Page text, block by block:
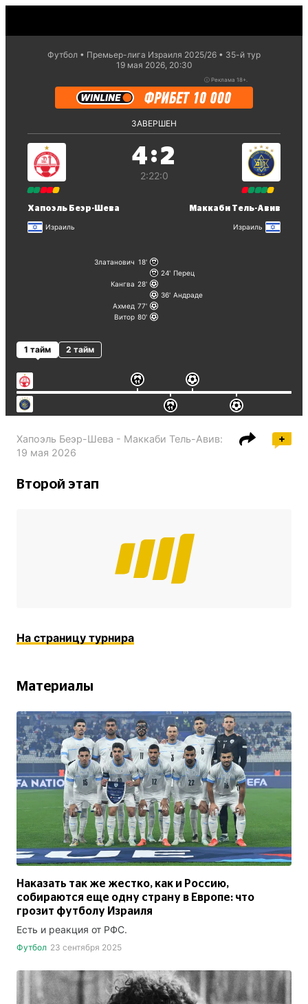
Футбол Премьер-лига Израиля 2025/26
35-й тур
19 мая 2026, 20:30
ⓘ Реклама 18+.
ЗАВЕРШЕН
Хапоэль Беэр-Шева
Израиль
4:2
2:22:0
Маккаби Тель-Авив
Израиль
Златанович 18
24 Перец
Кангва 28
36 Андраде
Ахмед 77
Витор 80
1 тайм 2 тайм
Хапоэль Беэр-Шева - Маккаби Тель-Авив:
19 мая 2026
Второй этап
На страницу турнира
Материалы
Наказать так же жестко, как и Россию,
собираются еще одну страну в Европе: что
грозит футболу Израиля
Есть и реакция от РФС.
Футбол 23 сентября 2025